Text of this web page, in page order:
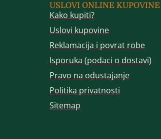
USLOVI ONLINE KUPOVINE
Kako kupiti?
Uslovi kupovine
Reklamacija i povrat robe
Isporuka (podaci o dostavi)
Pravo na odustajanje
Politika privatnosti
Sitemap